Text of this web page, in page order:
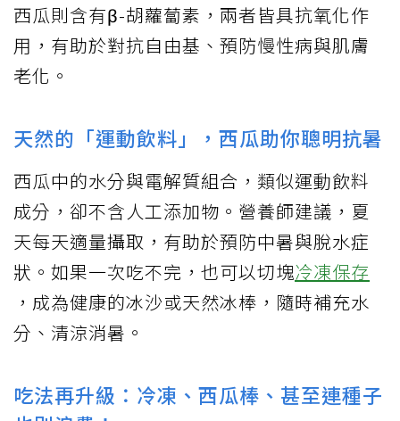
西瓜則含有β-胡蘿蔔素，兩者皆具抗氧化作
用，有助於對抗自由基、預防慢性病與肌膚
老化。
天然的「運動飲料」，西瓜助你聰明抗暑
西瓜中的水分與電解質組合，類似運動飲料
成分，卻不含人工添加物。營養師建議，夏
天每天適量攝取，有助於預防中暑與脫水症
狀。如果一次吃不完，也可以切塊冷凍保存
，成為健康的冰沙或天然冰棒，隨時補充水
分、清涼消暑。
吃法再升級：冷凍、西瓜棒、甚至連種子